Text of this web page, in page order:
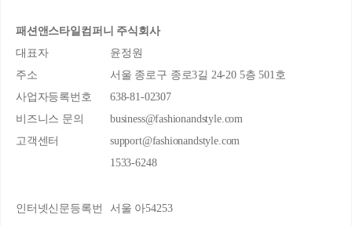
패션앤스타일컴퍼니 주식회사
대표자
윤정원
주소
서울 종로구 종로3길 24-20 5층 501호
사업자등록번호
638-81-02307
비즈니스 문의
business@fashionandstyle.com
고객센터
support@fashionandstyle.com
1533-6248
인터넷신문등록번
서울 아54253